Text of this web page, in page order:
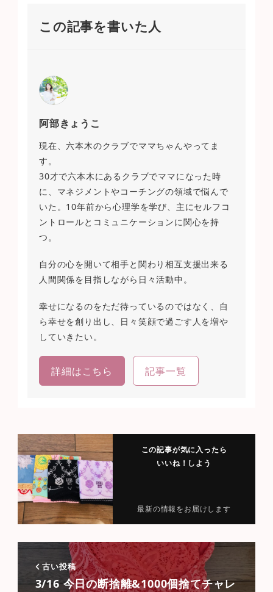
この記事を書いた人
阿部きょうこ
現在、六本木のクラブでママちゃんやってま
す。
30才で六本木にあるクラブでママになった時
に、マネジメントやコーチングの領域で悩んで
いた。10年前から心理学を学び、主にセルフコ
ントロールとコミュニケーションに関心を持
つ。
自分の心を開いて相手と関わり相互支援出来る
人間関係を目指しながら日々活動中。
幸せになるのをただ待っているのではなく、自
ら幸せを創り出し、日々笑顔で過ごす人を増や
していきたい。
詳細はこちら 記事一覧
この記事が気に入ったら
いいね！しよう
最新の情報をお届けします
古い投稿
3/16 今日の断捨離&1000個捨てチャレ